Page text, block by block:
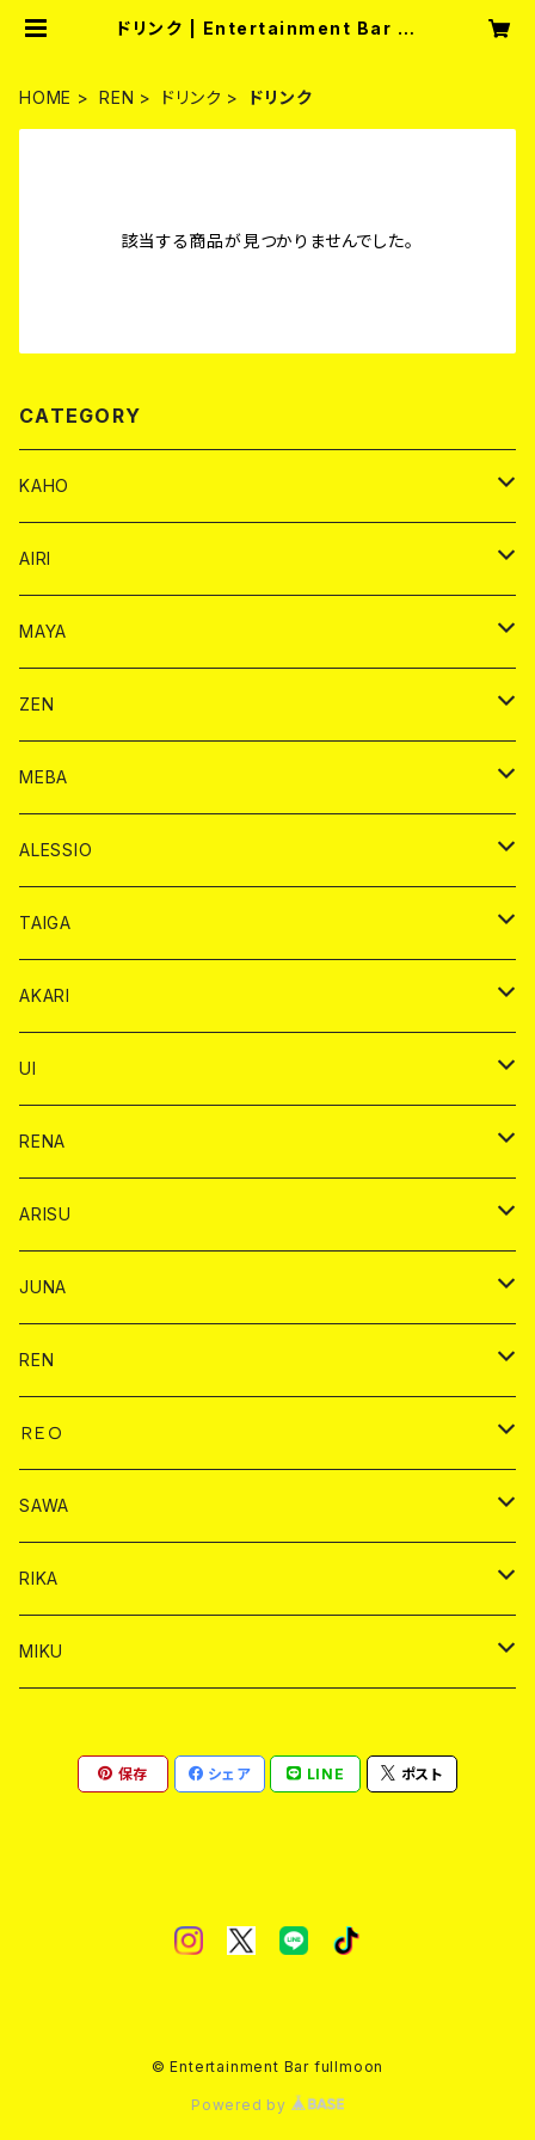
ドリンク | Entertainment Bar fu
HOME REN ドリンク ドリンク
該当する商品が見つかりませんでした。
CATEGORY
KAHO
シャンパンカード
モエシャンドン カード
ヴーヴクリコ カード
BAIKA カード
ノーマル カード
プレミアム カード
ドリンク カード
１ドリンクカード
ショット
チェキ カード
チェキ １５００円
AIRI
シャンパン カード
モエシャンドン カード
ヴーヴクリコ カード
BAIKA カード
ノーマル カード
プレミアム カード
ドリンク カード
１ドリンク カード
ショット
チェキ カード
チェキ １５００円
MAYA
ドリンク
1ドリンク
ショット
チェキ
BAIKA
ZEN
ドリンク
シャンパン
ショット
チェキ
BAIKA
MEBA
ドリンク
シャンパンカード
ドリンクカード
チップ
チェキ
ALESSIO
ドリンク
シャンパン
1ドリンク
チップ
TAIGA
ドリンク
シャンパン
1ドリンク
チップ
AKARI
ドリンク
1ドリンク
ショット
UI
バイカ
ドリンク
シャンパン
ドリンク
チェキ
RENA
バイカ
ドリンク
ドリンク
ヤードグラス
チェキ
ARISU
バイカ
ドリンク
ドリンク
シャンパン
チェキ
JUNA
バイカ
ドリンク
シャンパン
ヤードグラス
チェキ
REN
バイカ
ドリンク
ショット
シャンパン
ヤードグラス
チェキ
ＲＥＯ
ドリンク
シャンパン
ショット
ヤードグラス
バイカ
チェキ
SAWA
ドリンク
シャンパン
バイカ
RIKA
ドリンク
MIKU
シャンパン
保存 シェア LINE ポスト
© Entertainment Bar fullmoon
Powered by